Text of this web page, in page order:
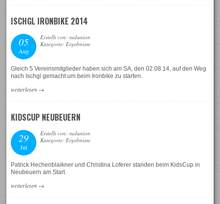
ISCHGL IRONBIKE 2014
05
Aug
Erstellt von: radunion
Kategorie: Ergebnisse
Gleich 5 Vereinsmitglieder haben sich am SA, den 02.08.14, auf den Weg
nach Ischgl gemacht um beim Ironbike zu starten.
weiterlesen →
KIDSCUP NEUBEUERN
29
Jul
Erstellt von: radunion
Kategorie: Ergebnisse
Patrick Hechenblaikner und Christina Loferer standen beim KidsCup in
Neubeuern am Start.
weiterlesen →